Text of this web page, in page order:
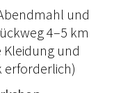
und
4–5 km
und
erforderlich)